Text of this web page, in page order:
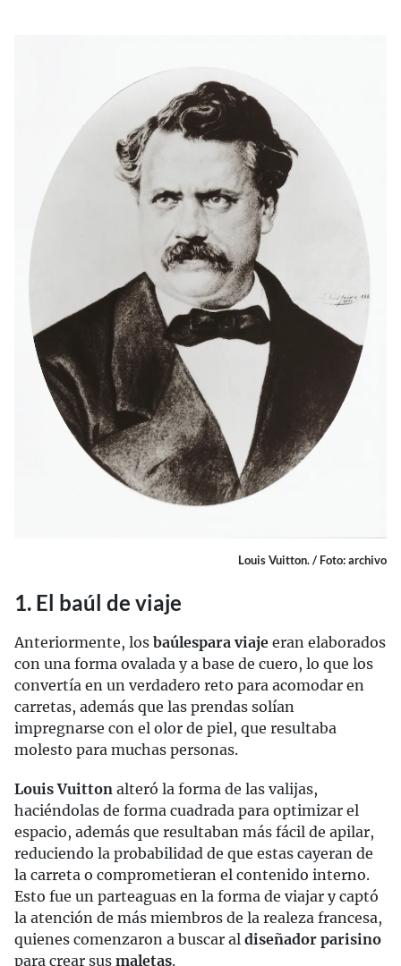
Louis Vuitton. / Foto: archivo
1. El baúl de viaje
Anteriormente, los baúlespara viaje eran elaborados
con una forma ovalada y a base de cuero, lo que los
convertía en un verdadero reto para acomodar en
carretas, además que las prendas solían
impregnarse con el olor de piel, que resultaba
molesto para muchas personas.
Louis Vuitton alteró la forma de las valijas,
haciéndolas de forma cuadrada para optimizar el
espacio, además que resultaban más fácil de apilar,
reduciendo la probabilidad de que estas cayeran de
la carreta o comprometieran el contenido interno.
Esto fue un parteaguas en la forma de viajar y captó
la atención de más miembros de la realeza francesa,
quienes comenzaron a buscar al diseñador parisino
para crear sus maletas.